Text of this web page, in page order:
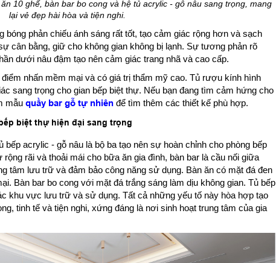
10 ghế, bàn bar bo cong và hệ tủ acrylic - gỗ nâu sang trọng, mang
lại vẻ đẹp hài hòa và tiện nghi.
bóng phản chiếu ánh sáng rất tốt, tạo cảm giác rộng hơn và sạch
cân bằng, giữ cho không gian không bị lạnh. Sự tương phản rõ
dưới nâu đậm tạo nên cảm giác trang nhã và cao cấp.
nhấn mềm mại và có giá trị thẩm mỹ cao. Tủ rượu kính hình
sang trọng cho gian bếp biệt thự. Nếu bạn đang tìm cảm hứng cho
mẫu quầy bar gỗ tự nhiên để tìm thêm các thiết kế phù hợp.
biệt thự hiện đại sang trọng
bếp acrylic - gỗ nâu là bộ ba tạo nên sự hoàn chỉnh cho phòng bếp
rãi và thoải mái cho bữa ăn gia đình, bàn bar là cầu nối giữa
tâm lưu trữ và đảm bảo công năng sử dụng. Bàn ăn có mặt đá đen
Bàn bar bo cong với mặt đá trắng sáng làm dịu không gian. Tủ bếp
khu vực lưu trữ và sử dụng. Tất cả những yếu tố này hòa hợp tạo
tinh tế và tiện nghi, xứng đáng là nơi sinh hoạt trung tâm của gia